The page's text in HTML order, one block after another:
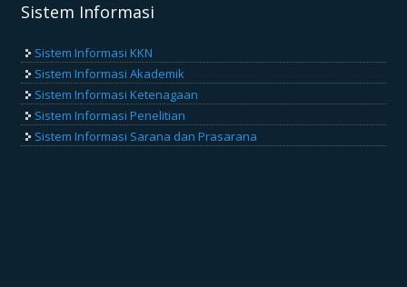
Sistem Informasi
Sistem Informasi KKN
Sistem Informasi Akademik
Sistem Informasi Ketenagaan
Sistem Informasi Penelitian
Sistem Informasi Sarana dan Prasarana